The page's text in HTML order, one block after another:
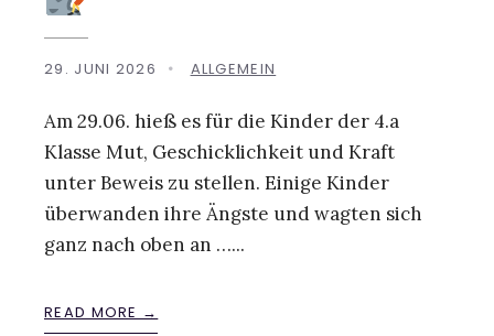
29. JUNI 2026 • ALLGEMEIN
Am 29.06. hieß es für die Kinder der 4.a
Klasse Mut, Geschicklichkeit und Kraft
unter Beweis zu stellen. Einige Kinder
überwanden ihre Ängste und wagten sich
ganz nach oben an …...
READ MORE →